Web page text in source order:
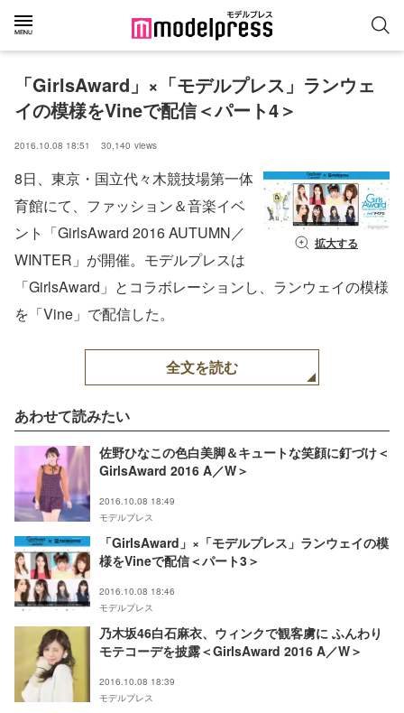
「GirlsAward」×「モデルプレス」ランウェ
イの模様をVineで配信＜パート4＞
2016.10.08 18:51 30,140 views
拡大する
8日、東京・国立代々木競技場第一体
育館にて、ファッション＆音楽イベ
ント「GirlsAward 2016 AUTUMN／
WINTER」が開催。モデルプレスは
「GirlsAward」とコラボレーションし、ランウェイの模様
を「Vine」で配信した。
全文を読む
あわせて読みたい
佐野ひなこの色白美脚＆キュートな笑顔に釘づけ＜
GirlsAward 2016 A／W＞
2016.10.08 18:49
モデルプレス
「GirlsAward」×「モデルプレス」ランウェイの模
様をVineで配信＜パート3＞
2016.10.08 18:46
モデルプレス
乃木坂46白石麻衣、ウィンクで観客虜に ふんわり
モテコーデを披露＜GirlsAward 2016 A／W＞
2016.10.08 18:39
モデルプレス